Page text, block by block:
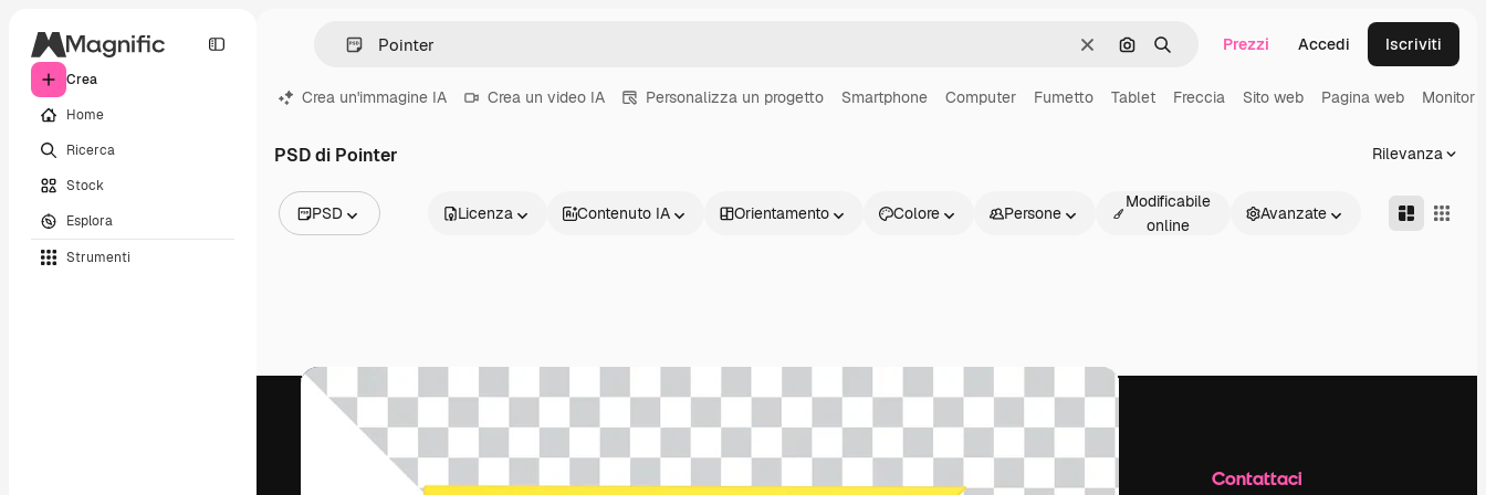
Crea
Home
Ricerca
Stock
Esplora
Strumenti
CancellaCerca per immagine
Ricerca Prezzi Accedi Iscriviti
Crea un'immagine IA Crea un video IA Personalizza un progetto Smartphone Computer Fumetto Tablet Freccia Sito web Pagina web Monitor
PSD di Pointer Rilevanza
PSD
Video
Clip video
Motion graphic
Modelli di video
Licenza Contenuto IA Orientamento Colore Persone
Modificabile
online
Avanzate
Contattaci